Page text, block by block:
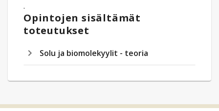
.
Opintojen sisältämät
toteutukset
Solu ja biomolekyylit - teoria